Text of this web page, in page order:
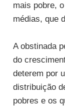
mais pobre, o
médias, que
A obstinada
do
deterem por
distribuição
pobres e os